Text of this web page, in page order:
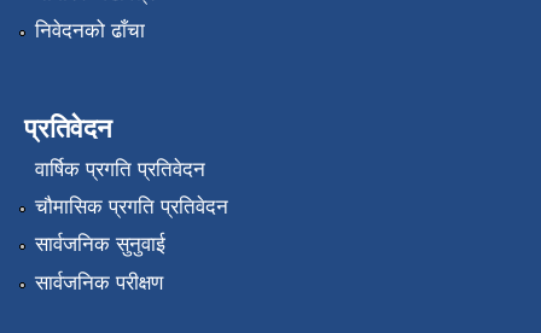
निवेदनको ढाँचा
प्रतिवेदन
वार्षिक प्रगति प्रतिवेदन
चौमासिक प्रगति प्रतिवेदन
सार्वजनिक सुनुवाई
सार्वजनिक परीक्षण